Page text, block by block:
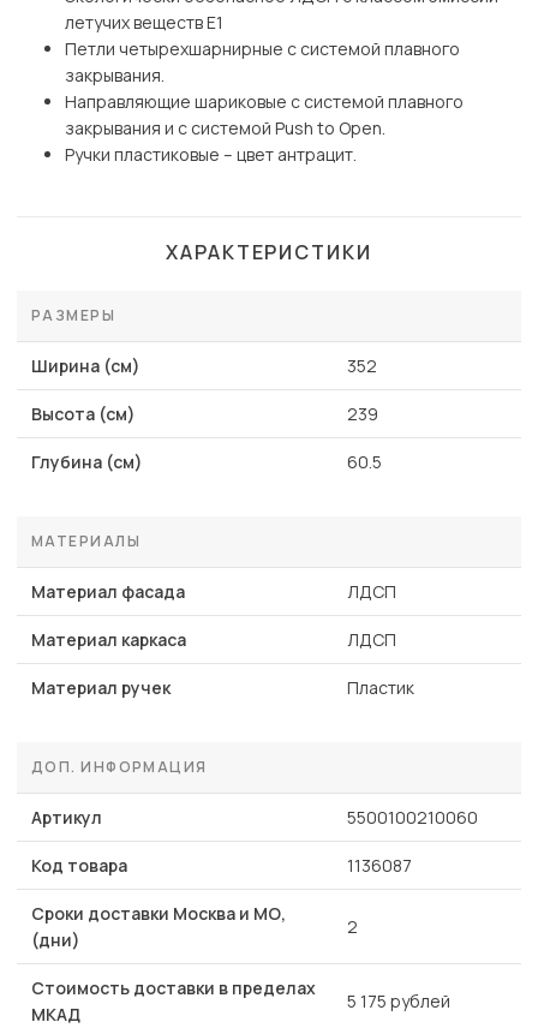
летучих веществ Е1
Петли четырехшарнирные с системой плавного
закрывания.
Направляющие шариковые с системой плавного
закрывания и с системой Push to Open.
Ручки пластиковые – цвет антрацит.
ХАРАКТЕРИСТИКИ
РАЗМЕРЫ
Ширина (см) 352
Высота (см) 239
Глубина (см) 60.5
МАТЕРИАЛЫ
Материал фасада ЛДСП
Материал каркаса ЛДСП
Материал ручек Пластик
ДОП. ИНФОРМАЦИЯ
Артикул 5500100210060
Код товара 1136087
Сроки доставки Москва и МО,
(дни)
2
Стоимость доставки в пределах
МКАД
5 175 рублей